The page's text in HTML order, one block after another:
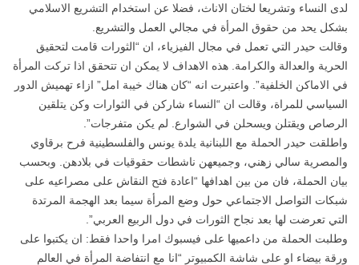
لدى النساء وتشريعا لختان الاناث، فضلا عن استخدام التشريع الاسلامي
بشكل يحد من حقوق المرأة في مجالي العمل والتشريع.
وقالت حيدر التي تعمل في مجال الفيزياء، ان “الثورات قامت لتحقيق
الحرية والعدالة والكرامة. هذه الاهداف لا يمكن ان تتحقق اذا تركت المرأة
في الاماكن الخلفية”. واعتبرت انه “كان هناك خيبة امل” ازاء تهميش الدور
السياسي للمراة، وقالت ان “النساء شاركن في الثوارات وكن يتلقين
الرصاص ويقتلن ويسحلن في الشوارع. لم يكن متفرجات”.
واطلقت حيدر الحملة مع اللبنانية يلدة يونس والفلسطينية فرح برقاوي
والمصرية سالي زهني، وجميعهن ناشطات حقوقيات في بلادهن. وبحسب
بيان الحملة، فان من بين اهدافها “اعادة فتح النقاش على مصراعيه على
شبكات التواصل الاجتماعي حول وضع المرأة سيما بعد الهجمة المرتدة
التي تعرضت لها بعد نجاح الثورات في دول الربيع العربي”.
وطلبت الحملة من داعميها على فيسبوك امرا واحدا فقط: ان يكتبوا على
ورقة بيضاء او على شاشة الكمبيوتر “انا مع انتفاضة المرأة في العالم